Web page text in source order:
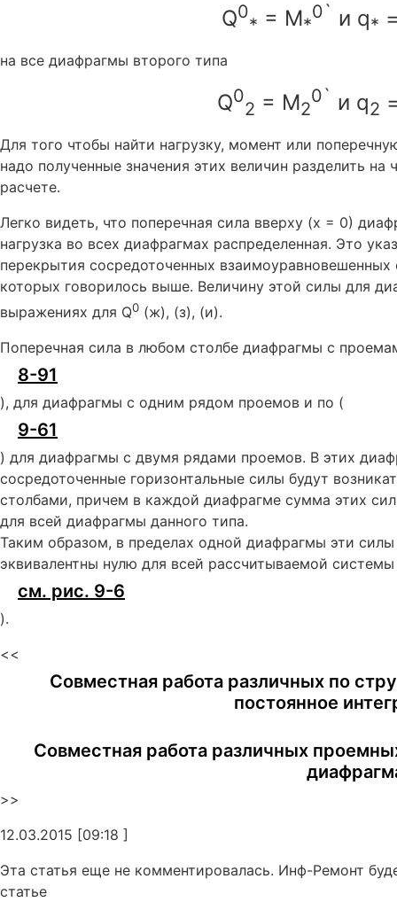
Q0
* = M*
0` и q*
на все диафрагмы второго типа
Q0
2 = M2
0` и q2
Для того чтобы найти нагрузку, момент или
надо полученные значения этих величин разделить
расчете.
Легко видеть, что поперечная сила вверху (х = 0)
нагрузка во всех диафрагмах распределенная. Это
перекрытия сосредоточенных
которых говорилось выше. Величину этой силы для
выражениях для Q0 (ж), (з), (и).
Поперечная сила в любом столбе диафрагмы с
8-91
), для диафрагмы с одним рядом проемов и по (
9-61
) для диафрагмы с двумя рядами проемов. В этих
сосредоточенные горизонтальные силы будут
столбами, причем в каждой диафрагме сумма этих
для всей диафрагмы данного типа.
Таким образом, в пределах одной диафрагмы эти
эквивалентны нулю для всей рассчитываемой
см. рис. 9-6
).
<<
Совместная работа различных по
постоянное
Совместная работа различных
>>
12.03.2015 [09:18 ]
Эта статья еще не комментировалась. Инф-Ремонт
статье